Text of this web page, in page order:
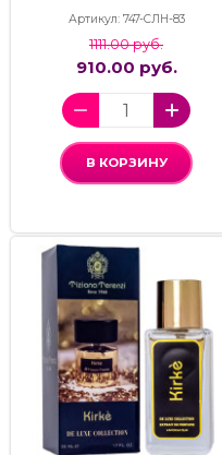
Артикул: 747-СЛН-83
1111.00 руб.
910.00 руб.
В КОРЗИНУ